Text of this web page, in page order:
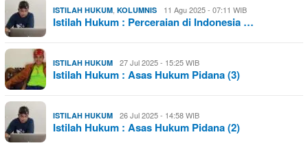
ISTILAH HUKUM, KOLUMNIS 11 Agu 2025 - 07:11 WIB
Istilah Hukum : Perceraian di Indonesia …
ISTILAH HUKUM 27 Jul 2025 - 15:25 WIB
Istilah Hukum : Asas Hukum Pidana (3)
ISTILAH HUKUM 26 Jul 2025 - 14:58 WIB
Istilah Hukum : Asas Hukum Pidana (2)